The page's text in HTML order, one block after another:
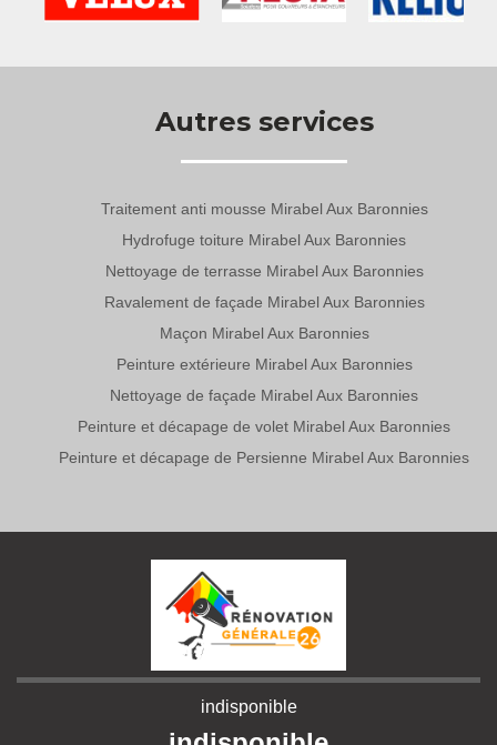
Autres services
Traitement anti mousse Mirabel Aux Baronnies
Hydrofuge toiture Mirabel Aux Baronnies
Nettoyage de terrasse Mirabel Aux Baronnies
Ravalement de façade Mirabel Aux Baronnies
Maçon Mirabel Aux Baronnies
Peinture extérieure Mirabel Aux Baronnies
Nettoyage de façade Mirabel Aux Baronnies
Peinture et décapage de volet Mirabel Aux Baronnies
Peinture et décapage de Persienne Mirabel Aux Baronnies
indisponible